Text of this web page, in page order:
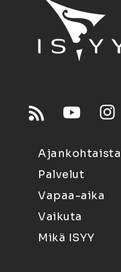
Ajankohtaista
Palvelut
Vapaa-aika
Vaikuta
Mikä ISYY